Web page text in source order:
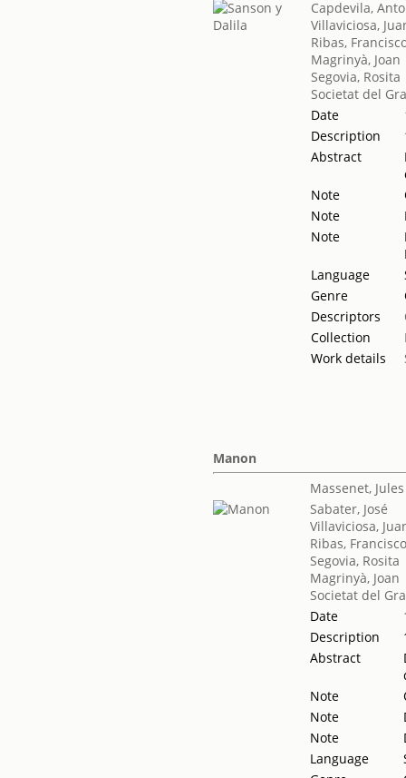
Capdevila,
Villaviciosa,
Ribas,
Magrinyà, Joan
Segovia, Rosita
Societat del
Date
Description
Abstract
Note
Note
Note
Language
Genre
Descriptors
Collection
Work details
Manon
Massenet, Jules
Sabater, José
Villaviciosa,
Ribas,
Segovia, Rosita
Magrinyà, Joan
Societat del
Date
Description
Abstract
Note
Note
Note
Language